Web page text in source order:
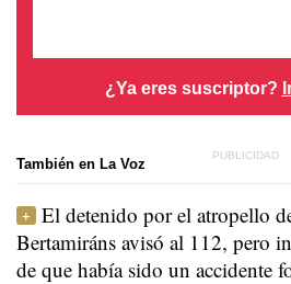
¿Ya eres suscriptor?
También en La Voz
El detenido por el atropello
Bertamiráns avisó al 112, pero
de que había sido un accidente